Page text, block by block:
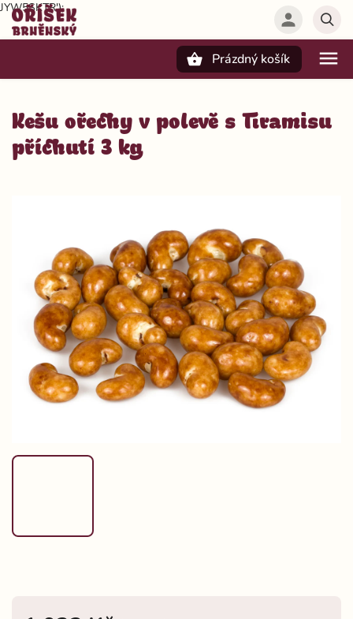
JYW5SKTR');
Prázdný košík
Kešu ořechy v polevě s Tiramisu
příchutí 3 kg